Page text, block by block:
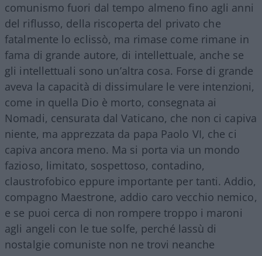
comunismo fuori dal tempo almeno fino agli anni
del riflusso, della riscoperta del privato che
fatalmente lo eclissò, ma rimase come rimane in
fama di grande autore, di intellettuale, anche se
gli intellettuali sono un’altra cosa. Forse di grande
aveva la capacità di dissimulare le vere intenzioni,
come in quella Dio è morto, consegnata ai
Nomadi, censurata dal Vaticano, che non ci capiva
niente, ma apprezzata da papa Paolo VI, che ci
capiva ancora meno. Ma si porta via un mondo
fazioso, limitato, sospettoso, contadino,
claustrofobico eppure importante per tanti. Addio,
compagno Maestrone, addio caro vecchio nemico,
e se puoi cerca di non rompere troppo i maroni
agli angeli con le tue solfe, perché lassù di
nostalgie comuniste non ne trovi neanche